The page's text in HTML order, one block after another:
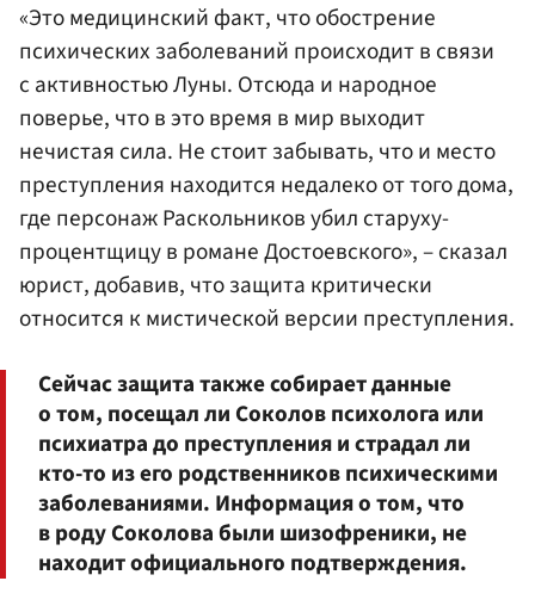
«Это медицинский факт, что обострение
психических заболеваний происходит в связи
с активностью Луны. Отсюда и народное
поверье, что в это время в мир выходит
нечистая сила. Не стоит забывать, что и место
преступления находится недалеко от того дома,
где персонаж Раскольников убил старуху-
процентщицу в романе Достоевского», – сказал
юрист, добавив, что защита критически
относится к мистической версии преступления.
Сейчас защита также собирает данные
о том, посещал ли Соколов психолога или
психиатра до преступления и страдал ли
кто-то из его родственников психическими
заболеваниями. Информация о том, что
в роду Соколова были шизофреники, не
находит официального подтверждения.